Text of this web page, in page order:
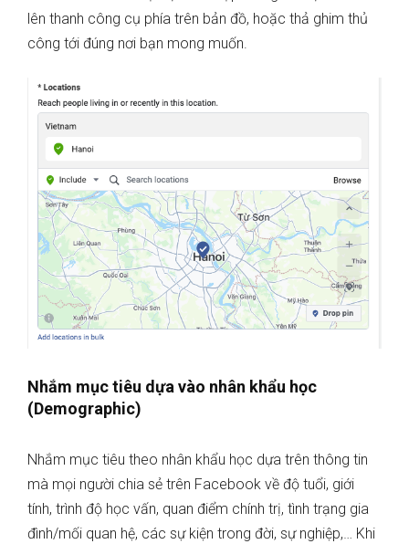
lên thanh công cụ phía trên bản đồ, hoặc thả ghim thủ
công tới đúng nơi bạn mong muốn.
Nhắm mục tiêu dựa vào nhân khẩu học
(Demographic)
Nhắm mục tiêu theo nhân khẩu học dựa trên thông tin
mà mọi người chia sẻ trên Facebook về độ tuổi, giới
tính, trình độ học vấn, quan điểm chính trị, tình trạng gia
đình/mối quan hệ, các sự kiện trong đời, sự nghiệp,… Khi